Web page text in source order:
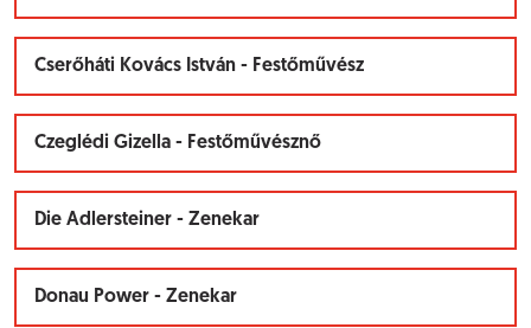
Cserőháti Kovács István - Festőművész
Czeglédi Gizella - Festőművésznő
Die Adlersteiner - Zenekar
Donau Power - Zenekar